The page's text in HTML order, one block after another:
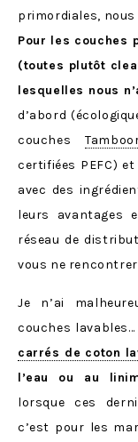
primordiales,
Pour les couches
(toutes plutôt
lesquelles nous
d’abord
couches
certifiées PEFC)
avec des
leurs avantages
réseau de
vous ne
Je n’ai
couches
carrés de coton
l’eau ou au
lorsque ces
c’est pour les